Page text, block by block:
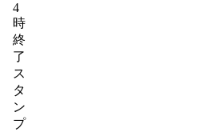
4
時
終
了
ス
タ
ン
プ